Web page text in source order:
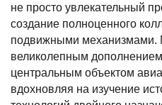
не просто увлекательный
создание полноценного
подвижными механизмами.
великолепным
центральным объектом
вдохновляя на изучение